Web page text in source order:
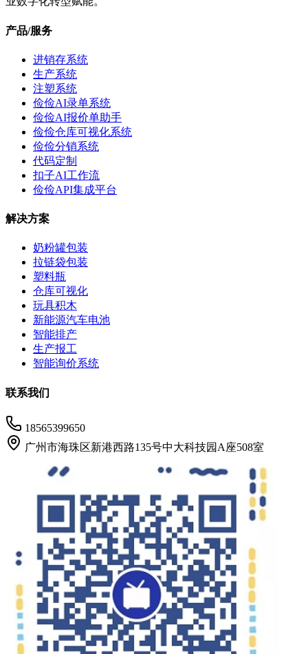
产品/服务
进销存系统
生产系统
注塑系统
俭俭AI录单系统
俭俭AI报价单助手
俭俭仓库可视化系统
俭俭分销系统
代码定制
扣子AI工作流
俭俭API集成平台
解决方案
奶粉罐包装
拉链袋包装
塑料瓶
仓库可视化
玩具积木
新能源汽车电池
智能排产
生产报工
智能询价系统
联系我们
18565399650
广州市海珠区新港西路135号中大科技园A座508室